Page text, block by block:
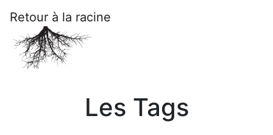
Retour à la racine
Les Tags